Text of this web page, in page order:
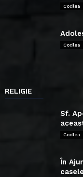
Codlea
Codlea
RELIGIE
Sf.
Codlea
În